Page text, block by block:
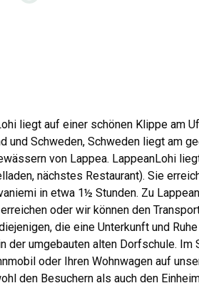
liegt auf einer schönen Klippe am
und Schweden, Schweden liegt am
von Lappea. LappeanLohi
nächstes Restaurant). Sie
in etwa 1½ Stunden. Zu
oder wir können den
die eine Unterkunft und
der umgebauten alten Dorfschule. Im
oder Ihren Wohnwagen auf
den Besuchern als auch den